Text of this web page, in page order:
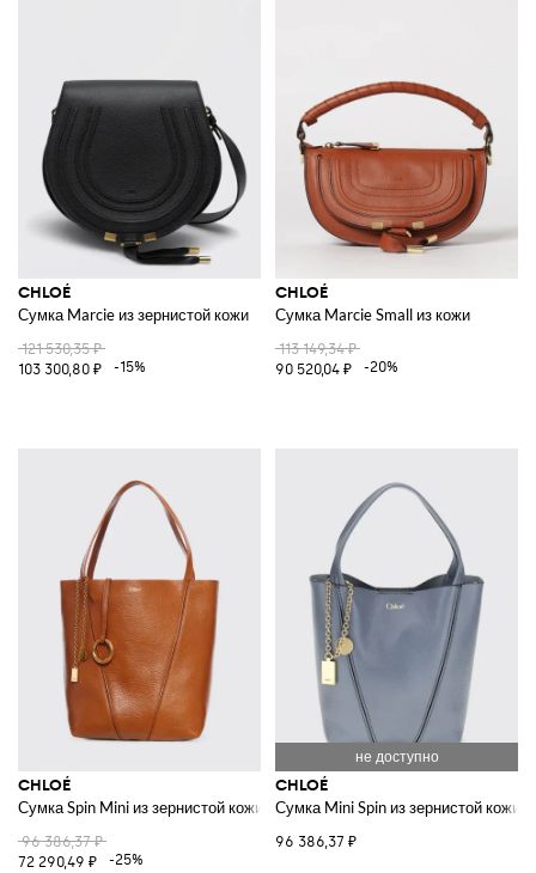
CHLOÉ
Сумка Marcie из зернистой кожи
121 530,35 ₽
103 300,80 ₽
-15%
CHLOÉ
Сумка Marcie Small из кожи
113 149,34 ₽
90 520,04 ₽
-20%
CHLOÉ
Сумка Spin Mini из зернистой кожи
96 386,37 ₽
72 290,49 ₽
-25%
CHLOÉ
Сумка Mini Spin из зернистой кожи
96 386,37 ₽